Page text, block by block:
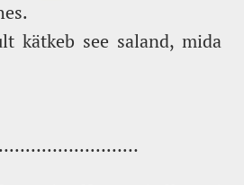
kätkeb see saland, mida